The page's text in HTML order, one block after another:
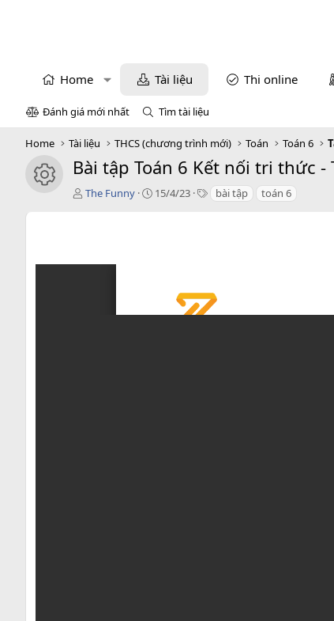
Home Tài liệu Thi online
Đánh giá mới nhất Tìm tài liệu
Home Tài liệu THCS (chương trình mới) Toán Toán 6
icon tài liệu
Bài tập Toán 6 Kết nối tri thức
T
ả
The Funny
C15/4/23
T bài tập toán 6